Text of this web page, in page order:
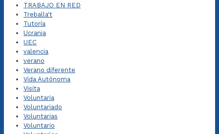
TRABAJO EN RED
Treballa't
Tutoría
Ucrania
UEC
valencia
verano
Verano diferente
Vida Autónoma
Visita
Voluntaria
Voluntariado
Voluntarias
Voluntario